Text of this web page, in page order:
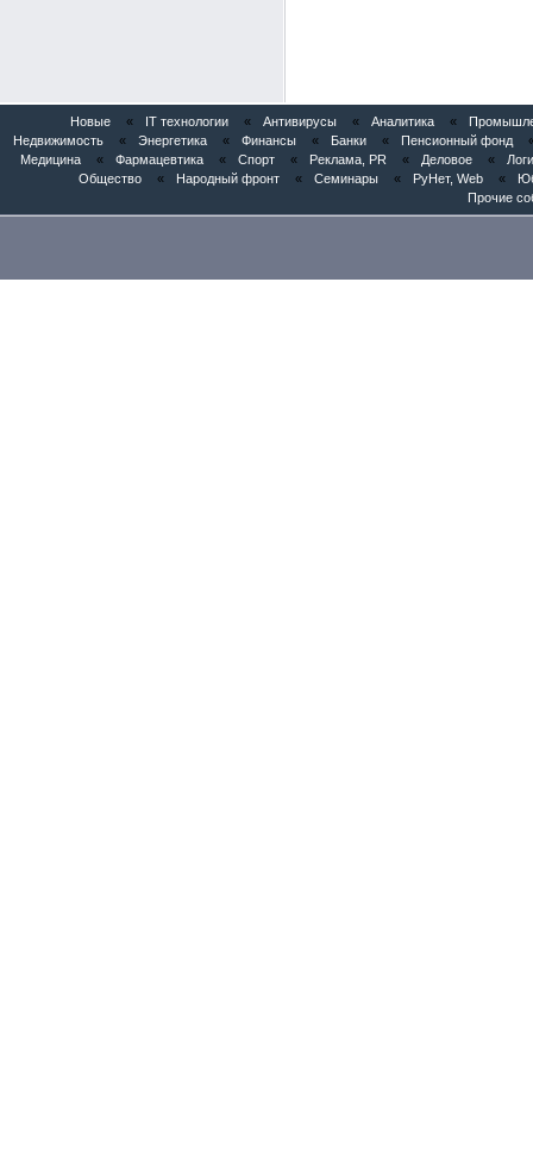
Новые « IT технологии « Антивирусы « Аналитика «
Недвижимость
« Энергетика « Финансы « Банки « Пенсионный фонд
Медицина
« Фармацевтика « Спорт « Реклама, PR « Деловое «
Общество
« Народный фронт « Семинары « РуНет, Web «
Прочие